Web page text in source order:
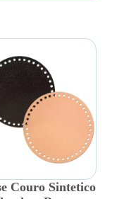
Couro Sintetico